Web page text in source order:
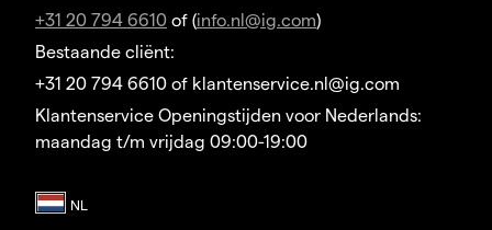
+31 20 794 6610 of (info.nl@ig.com)
Bestaande cliënt:
+31 20 794 6610 of klantenservice.nl@ig.com
Klantenservice Openingstijden voor Nederlands:
maandag t/m vrijdag 09:00-19:00